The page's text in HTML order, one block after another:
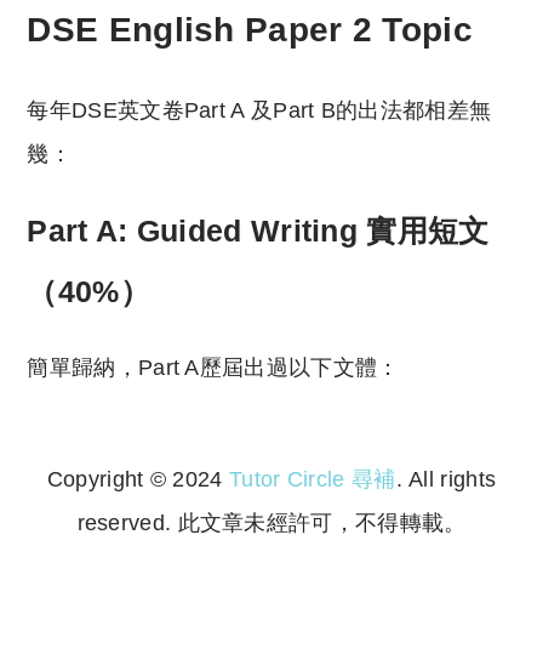
DSE English Paper 2 Topic
每年DSE英文卷Part A 及Part B的出法都相差無
幾：
Part A: Guided Writing 實用短文
（40%）
簡單歸納，Part A歷屆出過以下文體：
Copyright © 2024 Tutor Circle 尋補. All rights
reserved. 此文章未經許可，不得轉載。